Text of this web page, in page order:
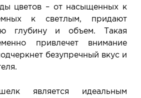
цветов – от насыщенных к
к светлым, придают
глубину и объем. Такая
привлечет внимание
безупречный вкус и
является идеальным